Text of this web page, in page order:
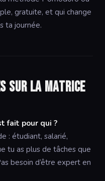
gratuite, et qui change
ta journée.
sur la matrice
fait pour qui ?
: étudiant, salarié,
tu as plus de tâches que
besoin d’être expert en